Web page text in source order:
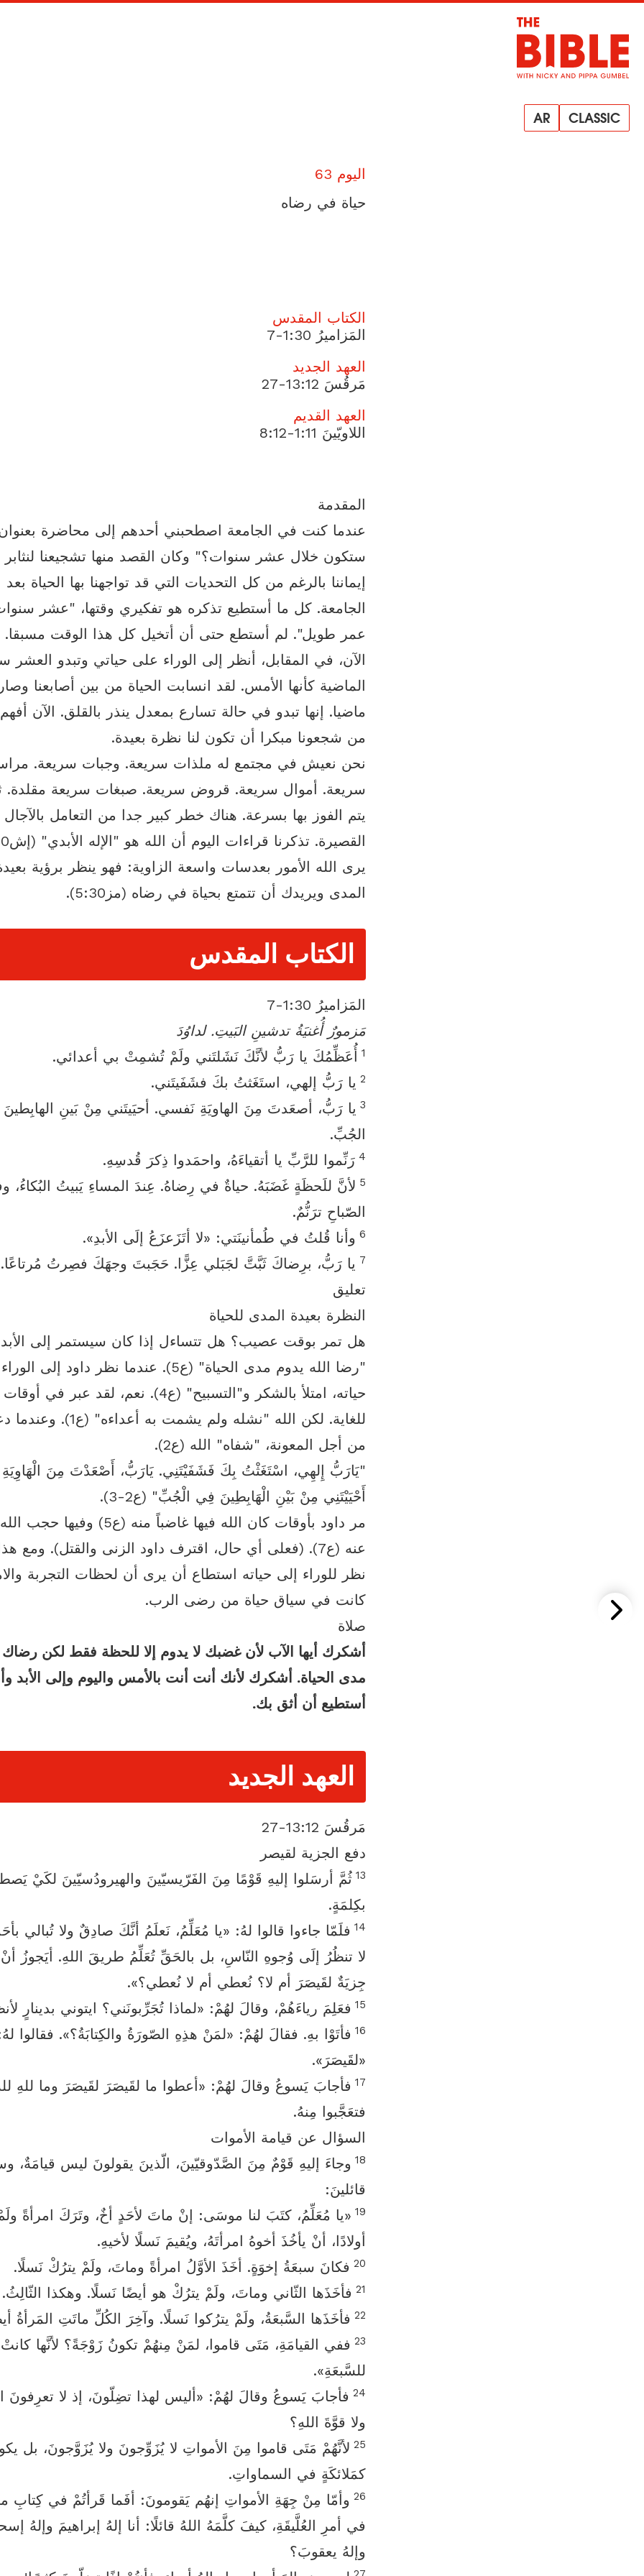
CLASSIC
AR
اليوم 63
حياة في رضاه
الكتاب المقدس
المَزاميرُ 30:‏1-‏7
العهد الجديد
مَرقُسَ 12:‏13-‏27
العهد القديم
اللاويّينَ 11:‏1-‏12:‏8
المقدمة
عندما كنت في الجامعة اصطحبني أحدهم إلى محاضرة
ستكون خلال عشر سنوات؟" وكان القصد منها تشجيعنا
إيماننا بالرغم من كل التحديات التي قد تواجهنا بها الحياة بعد
الجامعة. كل ما أستطيع تذكره هو تفكيري وقتها، "عشر
عمر طويل". لم أستطع حتى أن أتخيل كل هذا الوقت مسبقا.
الآن، في المقابل، أنظر إلى الوراء على حياتي وتبدو العشر
الماضية كأنها الأمس. لقد انسابت الحياة من بين أصابعنا
ماضيا. إنها تبدو في حالة تسارع بمعدل ينذر بالقلق. الآن
من شجعونا مبكرا أن تكون لنا نظرة بعيدة.
نحن نعيش في مجتمع له ملذات سريعة. وجبات سريعة.
سريعة. أموال سريعة. قروض سريعة. صبغات سريعة مقلدة.
يتم الفوز بها بسرعة. هناك خطر كبير جدا من التعامل بالآجال
يرى الله الأمور بعدسات واسعة الزاوية: فهو ينظر برؤية
المدى ويريدك أن تتمتع بحياة في رضاه (مز5:30).
الكتاب المقدس
المَزاميرُ 30:‏1-‏7
مَزمورٌ أُغنيَةُ تدشينِ البَيتِ. لداوُدَ
1 أُعَظِّمُكَ يا رَبُّ لأنَّكَ نَشَلتَني ولَمْ تُشمِتْ بي أعدائي.
2 يا رَبُّ إلهي، استَغَثتُ بكَ فشَفَيتَني.
3 يا رَبُّ، أصعَدتَ مِنَ الهاويَةِ نَفسي. أحيَيتَني مِنْ بَينِ
الجُبِّ.
4 رَنِّموا للرَّبِّ يا أتقياءَهُ، واحمَدوا ذِكرَ قُدسِهِ.
5 لأنَّ للَحظَةٍ غَضَبَهُ. حياةٌ في رِضاهُ. عِندَ المساءِ يَبيتُ البُكاءُ،
الصّباحِ ترَنُّمٌ.
6 وأنا قُلتُ في طُمأنينَتي: «لا أتَزَعزَعُ إلَى الأبدِ».
7 يا رَبُّ، برِضاكَ ثَبَّتَّ لجَبَلي عِزًّا. حَجَبتَ وجهَكَ فصِرتُ مُرتاعًا.
تعليق
النظرة بعيدة المدى للحياة
هل تمر بوقت عصيب؟ هل تتساءل إذا كان سيستمر إلى
"رضا الله يدوم مدى الحياة" (ع5). عندما نظر داود إلى
حياته، امتلأ بالشكر و"التسبيح" (ع4). نعم، لقد عبر
للغاية. لكن الله "نشله ولم يشمت به
من أجل المعونة، "شفاه" الله (ع2).
"يَارَبُّ إِلهِي، اسْتَغَثْتُ بِكَ فَشَفَيْتَنِي. يَارَبُّ، أَصْعَدْتَ مِنَ
أَحْيَيْتَنِي مِنْ بَيْنِ الْهَابِطِينَ فِي الْجُبِّ" (ع2-3).
مر داود بأوقات كان الله فيها غاضباً منه (ع5)
عنه (ع7). (فعلى أي حال، اقترف داود الزنى والقتل). ومع
نظر للوراء إلى حياته استطاع أن يرى أن لحظات التجربة
كانت في سياق حياة من رضى الرب.
صلاة
أشكرك أيها الآب لأن غضبك لا يدوم إلا للحظة فقط لكن
مدى الحياة. أشكرك لأنك أنت أنت بالأمس واليوم وإلى الأبد
أستطيع أن أثق بك.
العهد الجديد
مَرقُسَ 12:‏13-‏27
دفع الجزية لقيصر
13 ثُمَّ أرسَلوا إليهِ قَوْمًا مِنَ الفَرّيسيّينَ والهيرودُسيّينَ لكَيْ
بكِلمَةٍ.
14 فلَمّا جاءوا قالوا لهُ: «يا مُعَلِّمُ، نَعلَمُ أنَّكَ صادِقٌ ولا تُبالي
لا تنظُرُ إلَى وُجوهِ النّاسِ، بل بالحَقِّ تُعَلِّمُ طريقَ اللهِ. أيَجوزُ
جِزيَةٌ لقَيصَرَ أم لا؟ نُعطي أم لا نُعطي؟».
15 فعَلِمَ رياءَهُمْ، وقالَ لهُمْ: «لماذا تُجَرِّبونَني؟ ايتوني بدينارٍ
16 فأتَوْا بهِ. فقالَ لهُمْ: «لمَنْ هذِهِ الصّورَةُ والكِتابَةُ؟». فقالوا
«لقَيصَرَ».
17 فأجابَ يَسوعُ وقالَ لهُمْ: «أعطوا ما لقَيصَرَ لقَيصَرَ وما للهِ
فتعَجَّبوا مِنهُ.
السؤال عن قيامة الأموات
18 وجاءَ إليهِ قَوْمٌ مِنَ الصَّدّوقيّينَ، الّذينَ يقولونَ ليس قيامَةٌ،
قائلينَ:
19 «يا مُعَلِّمُ، كتَبَ لنا موسَى: إنْ ماتَ لأحَدٍ أخٌ، وتَرَكَ امرأةً
أولادًا، أنْ يأخُذَ أخوهُ امرأتَهُ، ويُقيمَ نَسلًا لأخيهِ.
20 فكانَ سبعَةُ إخوَةٍ. أخَذَ الأوَّلُ امرأةً وماتَ، ولَمْ يترُكْ نَسلًا.
21 فأخَذَها الثّاني وماتَ، ولَمْ يترُكْ هو أيضًا نَسلًا. وهكذا الثّالِثُ.
22 فأخَذَها السَّبعَةُ، ولَمْ يترُكوا نَسلًا. وآخِرَ الكُلِّ ماتَتِ المَرأةُ
23 ففي القيامَةِ، مَتَى قاموا، لمَنْ مِنهُمْ تكونُ زَوْجَةً؟ لأنَّها
للسَّبعَةِ».
24 فأجابَ يَسوعُ وقالَ لهُمْ: «أليس لهذا تضِلّونَ، إذ لا تعرِفونَ
ولا قوَّةَ اللهِ؟
25 لأنَّهُمْ مَتَى قاموا مِنَ الأمواتِ لا يُزَوِّجونَ ولا يُزَوَّجونَ، بل
كمَلائكَةٍ في السماواتِ.
26 وأمّا مِنْ جِهَةِ الأمواتِ إنهُم يَقومونَ: أفَما قَرأتُمْ في كِتابِ
في أمرِ العُلَّيقَةِ، كيفَ كلَّمَهُ اللهُ قائلًا: أنا إلهُ إبراهيمَ وإلهُ
وإلهُ يعقوبَ؟